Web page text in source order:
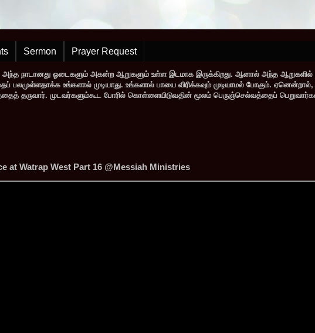
Sermon Prayer Request
நாடானது ஓடைகளும் அகன்ற ஆறுகளும் உள்ள இடமாக இருக்கிறது. ஆனால் அந்த
பலமுள்ளதாக்க உங்களால் முடியாது. உங்களால் பாயை விரிக்கவும் முடியாமல் போகும்.
தருவார். முடவர்களும்கூட போரில் கொள்ளையிடுவதின் மூலம் பெருஞ்செல்வத்தைப்
at Watrap West Part 16 ‪@Messiah Ministries